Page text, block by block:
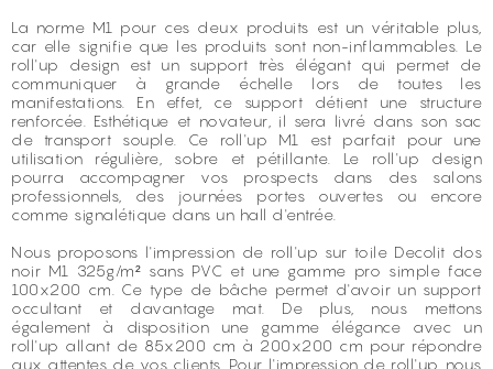
La norme M1 pour ces deux produits est un véritable plus,
car elle signifie que les produits sont non-inflammables. Le
roll'up design est un support très élégant qui permet de
communiquer à grande échelle lors de toutes les
manifestations. En effet, ce support détient une structure
renforcée. Esthétique et novateur, il sera livré dans son sac
de transport souple. Ce roll'up M1 est parfait pour une
utilisation régulière, sobre et pétillante. Le roll'up design
pourra accompagner vos prospects dans des salons
professionnels, des journées portes ouvertes ou encore
comme signalétique dans un hall d'entrée.
Nous proposons l'impression de roll'up sur toile Decolit dos
noir M1 325g/m² sans PVC et une gamme pro simple face
100x200 cm. Ce type de bâche permet d'avoir un support
occultant et davantage mat. De plus, nous mettons
également à disposition une gamme élégance avec un
roll'up allant de 85x200 cm à 200x200 cm pour répondre
aux attentes de vos clients. Pour l'impression de roll'up, nous